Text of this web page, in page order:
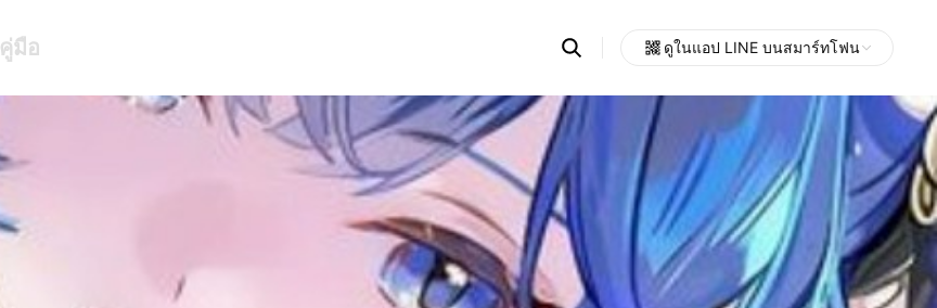
คู่มือ Search
OpenChats
messages
search
area
ดูในแอป LINE บนสมาร์ทโฟน